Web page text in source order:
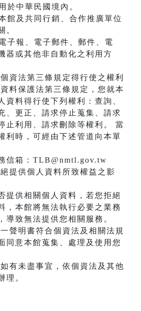
中華民國境內。
及共同行銷、合作推廣單位
。
報、電子郵件、郵件、電
器或其他非自動化之利用方
法第三條規定得行使之權利
料保護法第三條規定，您就本
資料得行使下列權利：查詢、
、更正、請求停止蒐集、請求
止利用、請求刪除等權利。 當
利時，可經由下述管道向本單
信箱：TLB@nmtl.gov.tw
提供個人資料所致權益之影
提供相關個人資料，若您拒絕
，本館將無法執行必要之業務
導致無法提供您相關服務。
明書符合個資法及相關法規
同意本館蒐集、處理及使用您
有未盡事宜，依個資法及其他
理。